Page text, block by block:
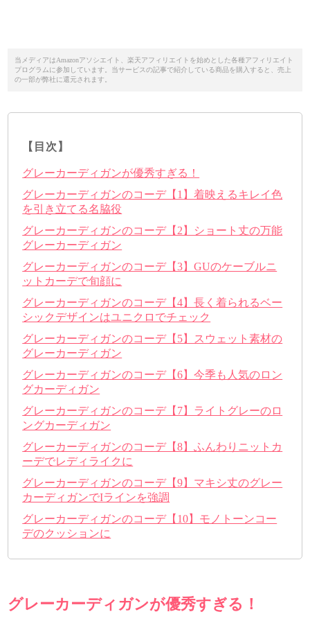
当メディアはAmazonアソシエイト、楽天アフィリエイトを始めとした各種アフィリエイト
プログラムに参加しています。当サービスの記事で紹介している商品を購入すると、売上
の一部が弊社に還元されます。
【目次】
グレーカーディガンが優秀すぎる！
グレーカーディガンのコーデ【1】着映えるキレイ色
を引き立てる名脇役
グレーカーディガンのコーデ【2】ショート丈の万能
グレーカーディガン
グレーカーディガンのコーデ【3】GUのケーブルニ
ットカーデで旬顔に
グレーカーディガンのコーデ【4】長く着られるベー
シックデザインはユニクロでチェック
グレーカーディガンのコーデ【5】スウェット素材の
グレーカーディガン
グレーカーディガンのコーデ【6】今季も人気のロン
グカーディガン
グレーカーディガンのコーデ【7】ライトグレーのロ
ングカーディガン
グレーカーディガンのコーデ【8】ふんわりニットカ
ーデでレディライクに
グレーカーディガンのコーデ【9】マキシ丈のグレー
カーディガンでIラインを強調
グレーカーディガンのコーデ【10】モノトーンコー
デのクッションに
グレーカーディガンが優秀すぎる！